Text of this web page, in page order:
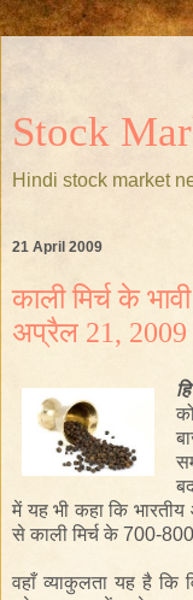
Stock
Hindi stock market
21 April 2009
काली मिर्च के
अप्रैल 21, 2009
में यह भी कहा कि भारतीय
से काली मिर्च के 700-800
वहाँ व्याकुलता यह है कि